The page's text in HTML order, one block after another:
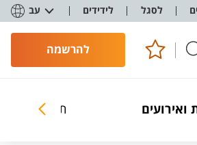
לסגל לידידים עב
להרשמה
ואירועים תוכניות